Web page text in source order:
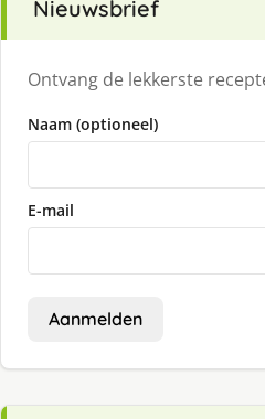
Nieuwsbrief
Ontvang de lekkerste
Naam (optioneel)
E-mail
Aanmelden